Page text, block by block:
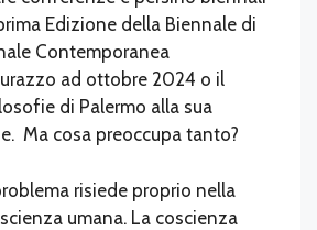
Edizione della Biennale di
Contemporanea
ad ottobre 2024 o il
di Palermo alla sua
Ma cosa preoccupa tanto?
risiede proprio nella
umana. La coscienza